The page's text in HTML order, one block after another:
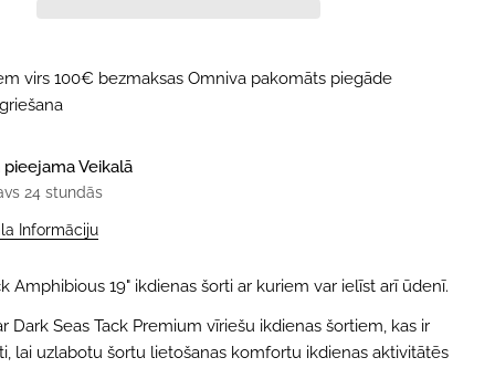
virs 100€ bezmaksas Omniva pakomāts piegāde
pieejamaVeikalā
24 stundās
Informāciju
Amphibious 19" ikdienas šorti ar kuriem var ielīst arī ūdenī.
Dark Seas Tack Premium vīriešu ikdienas šortiem, kas ir
lai uzlabotu šortu lietošanas komfortu ikdienas aktivitātēs